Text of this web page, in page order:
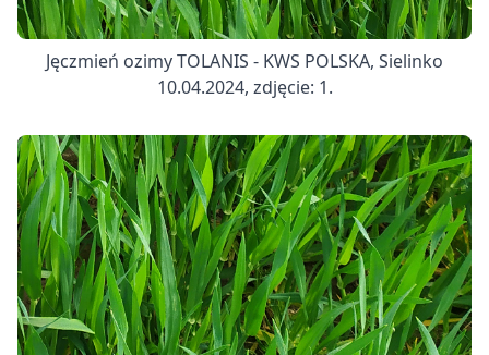
Jęczmień ozimy TOLANIS - KWS POLSKA, Sielinko
10.04.2024, zdjęcie: 1.